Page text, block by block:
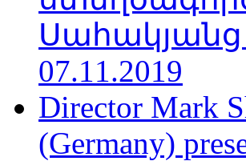
Սահակյանց
07.11.2019
Director Mark
(Germany)